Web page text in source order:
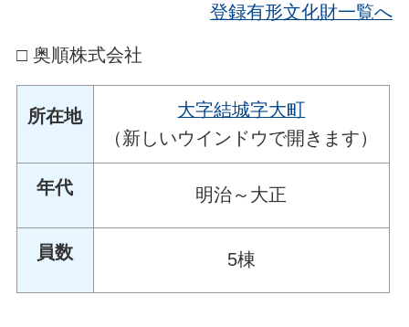
登録有形文化財一覧へ
□ 奥順株式会社
所在地
大字結城字大町
（新しいウインドウで開きます）
年代 明治～大正
員数 5棟